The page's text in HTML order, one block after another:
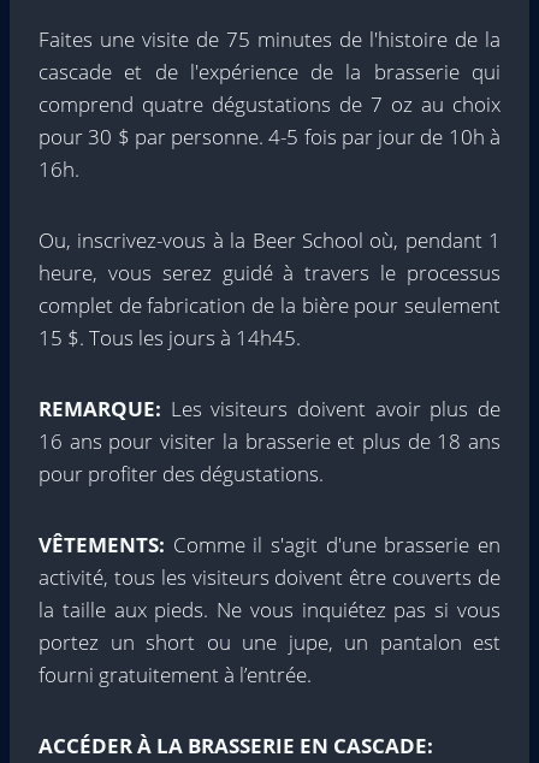
Faites une visite de 75 minutes de l'histoire de la
cascade et de l'expérience de la brasserie qui
comprend quatre dégustations de 7 oz au choix
pour 30 $ par personne. 4-5 fois par jour de 10h à
16h.
Ou, inscrivez-vous à la Beer School où, pendant 1
heure, vous serez guidé à travers le processus
complet de fabrication de la bière pour seulement
15 $. Tous les jours à 14h45.
REMARQUE: Les visiteurs doivent avoir plus de
16 ans pour visiter la brasserie et plus de 18 ans
pour profiter des dégustations.
VÊTEMENTS: Comme il s'agit d'une brasserie en
activité, tous les visiteurs doivent être couverts de
la taille aux pieds. Ne vous inquiétez pas si vous
portez un short ou une jupe, un pantalon est
fourni gratuitement à l’entrée.
ACCÉDER À LA BRASSERIE EN CASCADE: